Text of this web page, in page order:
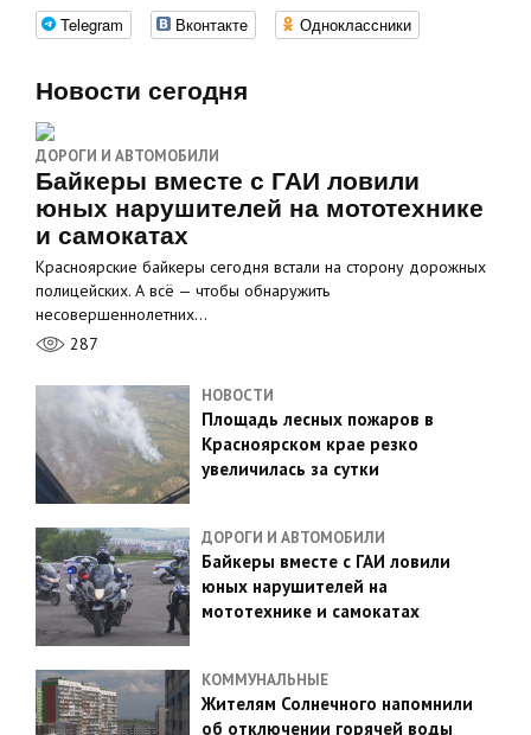
Telegram Вконтакте Одноклассники
Новости сегодня
ДОРОГИ И АВТОМОБИЛИ
Байкеры вместе с ГАИ ловили
юных нарушителей на мототехнике
и самокатах
Красноярские байкеры сегодня встали на сторону дорожных
полицейских. А всё — чтобы обнаружить
несовершеннолетних…
287
НОВОСТИ
Площадь лесных пожаров в
Красноярском крае резко
увеличилась за сутки
ДОРОГИ И АВТОМОБИЛИ
Байкеры вместе с ГАИ ловили
юных нарушителей на
мототехнике и самокатах
КОММУНАЛЬНЫЕ
Жителям Солнечного напомнили
об отключении горячей воды